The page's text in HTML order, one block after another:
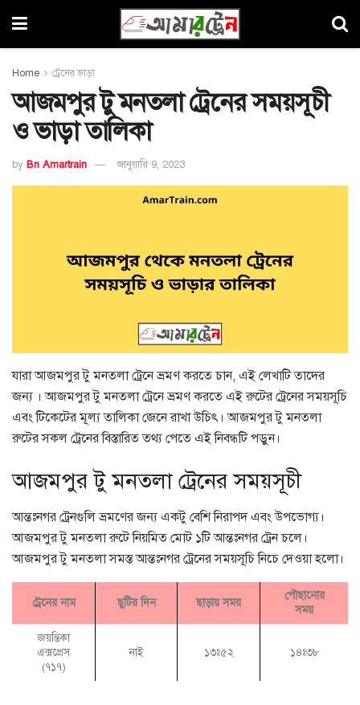
Home ট্রেনের ভাড়া
আজমপুর টু মনতলা ট্রেনের সময়সূচী
ও ভাড়া তালিকা
by Bn Amartrain জানুয়ারি 9, 2023
যারা আজমপুর টু মনতলা ট্রেনে ভ্রমণ করতে চান, এই লেখাটি তাদের
জন্য । আজমপুর টু মনতলা ট্রেনে ভ্রমণ করতে এই রুটের ট্রেনের সময়সূচি
এবং টিকেটের মূল্য তালিকা জেনে রাখা উচিৎ। আজমপুর টু মনতলা
রুটের সকল ট্রেনের বিস্তারিত তথ্য পেতে এই নিবন্ধটি পড়ুন।
আজমপুর টু মনতলা ট্রেনের সময়সূচী
আন্তঃনগর ট্রেনগুলি ভ্রমণের জন্য একটু বেশি নিরাপদ এবং উপভোগ্য।
আজমপুর টু মনতলা রুটে নিয়মিত মোট ১টি আন্তঃনগর ট্রেন চলে।
আজমপুর টু মনতলা সমস্ত আন্তঃনগর ট্রেনের সময়সূচি নিচে দেওয়া হলো।
ট্রেনের নাম ছুটির দিন ছাড়ায় সময়
পৌছানোর
সময়
জয়ন্তিকা
এক্সপ্রেস
(৭১৭)
নাই ১৩ঃ৫২ ১৪ঃ৩৮